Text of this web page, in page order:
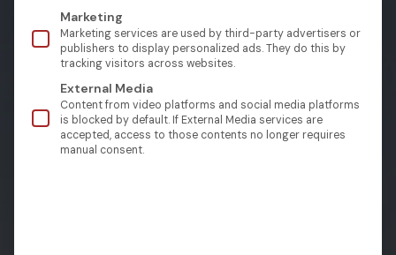
Marketing
Marketing services are used by third-party advertisers or
publishers to display personalized ads. They do this by
tracking visitors across websites.
External Media
Content from video platforms and social media platforms
is blocked by default. If External Media services are
accepted, access to those contents no longer requires
manual consent.